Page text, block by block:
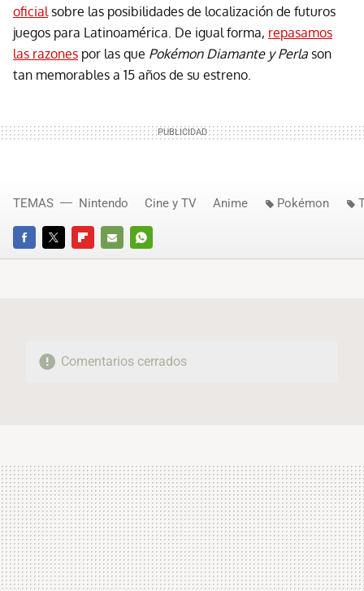
oficial sobre las posibilidades de localización de futuros
juegos para Latinoamérica. De igual forma, repasamos
las razones por las que Pokémon Diamante y Perla son
tan memorables a 15 años de su estreno.
FACEBOOKTWITTERFLIPBOARD
E-
WHATSAPP
TEMAS Nintendo Cine y TV Anime Pokémon
Comentarios cerrados